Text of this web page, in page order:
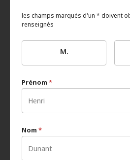
les champs marqués d'un * doivent
renseignés
M.
Prénom *
Nom *